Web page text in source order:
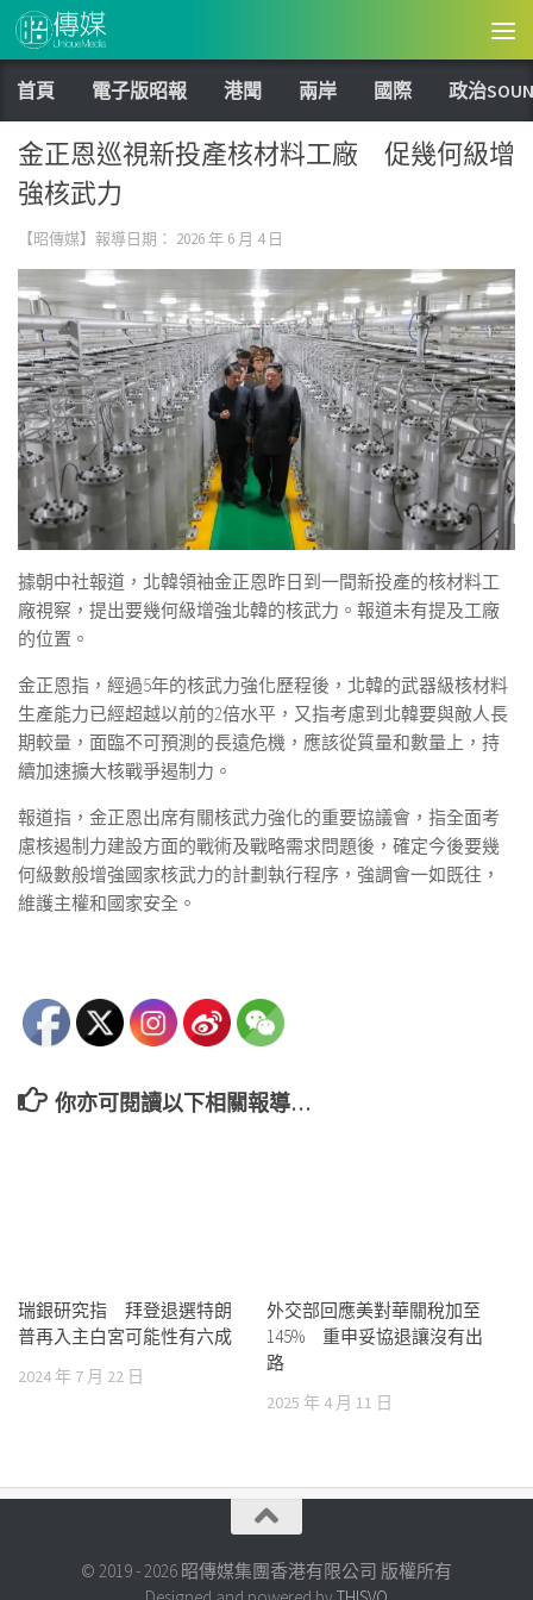
Skip to content
首頁 電子版昭報 港聞 兩岸 國際 政治
金正恩巡視新投產核材料工廠 促幾何級增
強核武力
【昭傳媒】報導日期： 2026 年 6 月 4 日
據朝中社報道，北韓領袖金正恩昨日到一間新投產的核材料工
廠視察，提出要幾何級增強北韓的核武力。報道未有提及工廠
的位置。
金正恩指，經過5年的核武力強化歷程後，北韓的武器級核材料
生產能力已經超越以前的2倍水平，又指考慮到北韓要與敵人長
期較量，面臨不可預測的長遠危機，應該從質量和數量上，持
續加速擴大核戰爭遏制力。
報道指，金正恩出席有關核武力強化的重要協議會，指全面考
慮核遏制力建設方面的戰術及戰略需求問題後，確定今後要幾
何級數般增強國家核武力的計劃執行程序，強調會一如既往，
維護主權和國家安全。
你亦可閱讀以下相關報導…
瑞銀研究指 拜登退選特朗
普再入主白宮可能性有六成
2024 年 7 月 22 日
外交部回應美對華關稅加至
145% 重申妥協退讓沒有出
路
2025 年 4 月 11 日
© 2019 - 2026 昭傳媒集團香港有限公司 版權所有